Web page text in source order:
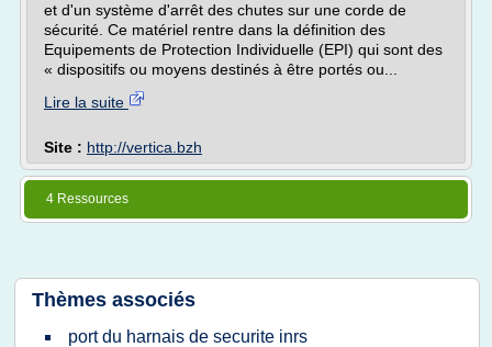
et d'un système d'arrêt des chutes sur une corde de
sécurité. Ce matériel rentre dans la définition des
Equipements de Protection Individuelle (EPI) qui sont des
« dispositifs ou moyens destinés à être portés ou...
Lire la suite
Site : http://vertica.bzh
4 Ressources
Thèmes associés
port du harnais de securite inrs